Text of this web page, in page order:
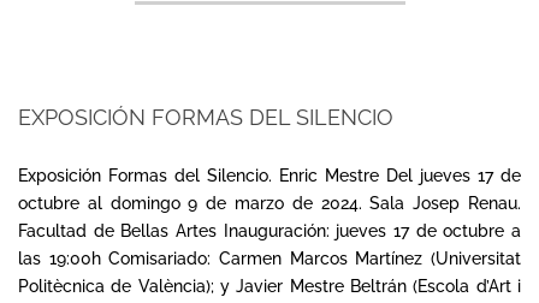
EXPOSICIÓN FORMAS DEL SILENCIO
10-
14
Exposición Formas del Silencio. Enric Mestre Del jueves 17 de
octubre al domingo 9 de marzo de 2024. Sala Josep Renau.
Facultad de Bellas Artes Inauguración: jueves 17 de octubre a
las 19:00h Comisariado: Carmen Marcos Martínez (Universitat
Politècnica de València); y Javier Mestre Beltrán (Escola d’Art i